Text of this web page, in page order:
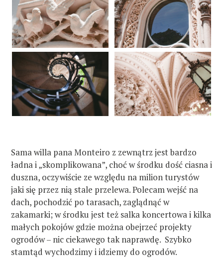
Sama willa pana Monteiro z zewnątrz jest bardzo
ładna i „skomplikowana”, choć w środku dość ciasna i
duszna, oczywiście ze względu na milion turystów
jaki się przez nią stale przelewa. Polecam wejść na
dach, pochodzić po tarasach, zaglądnąć w
zakamarki; w środku jest też salka koncertowa i kilka
małych pokojów gdzie można obejrzeć projekty
ogrodów – nic ciekawego tak naprawdę. Szybko
stamtąd wychodzimy i idziemy do ogrodów.